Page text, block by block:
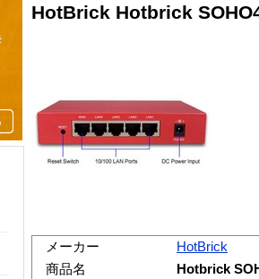
HotBrick Hotbrick
メーカー
HotBrick
商品名
Hotbrick